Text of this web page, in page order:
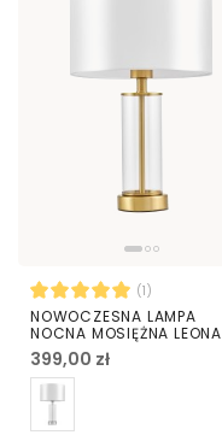
(1)
NOWOCZESNA LAMPA
NOCNA MOSIĘŻNA LEONA
399,00 zł